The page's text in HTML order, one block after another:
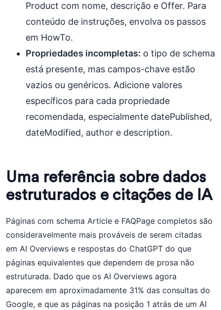
Product com nome, descrição e Offer. Para
conteúdo de instruções, envolva os passos
em HowTo.
Propriedades incompletas: o tipo de schema
está presente, mas campos-chave estão
vazios ou genéricos. Adicione valores
específicos para cada propriedade
recomendada, especialmente datePublished,
dateModified, author e description.
Uma referência sobre dados
estruturados e citações de IA
Páginas com schema Article e FAQPage completos são
consideravelmente mais prováveis de serem citadas
em AI Overviews e respostas do ChatGPT do que
páginas equivalentes que dependem de prosa não
estruturada. Dado que os AI Overviews agora
aparecem em aproximadamente 31% das consultas do
Google, e que as páginas na posição 1 atrás de um AI